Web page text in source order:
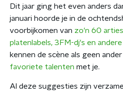
Dit jaar ging het even anders
januari hoorde je in de
voorbijkomen van zo'n 60
platenlabels, 3FM-dj's en
kennen de scène als geen ander
favoriete talenten met je.
Al deze suggesties zijn